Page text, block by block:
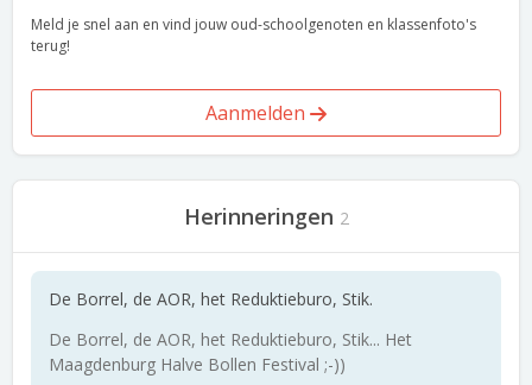
Meld je snel aan en vind jouw oud-schoolgenoten en klassenfoto's
terug!
Aanmelden
Herinneringen 2
De Borrel, de AOR, het Reduktieburo, Stik.
De Borrel, de AOR, het Reduktieburo, Stik... Het
Maagdenburg Halve Bollen Festival ;-))